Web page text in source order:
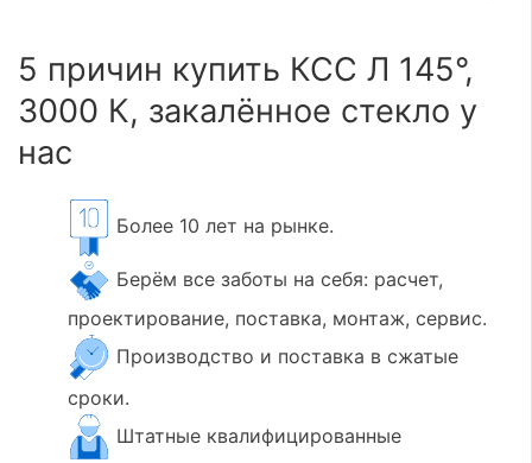
5 причин купить КСС Л 145°,
3000 К, закалённое стекло у
нас
Более 10 лет на рынке.
Берём все заботы на себя: расчет,
проектирование, поставка, монтаж, сервис.
Производство и поставка в сжатые
сроки.
Штатные квалифицированные